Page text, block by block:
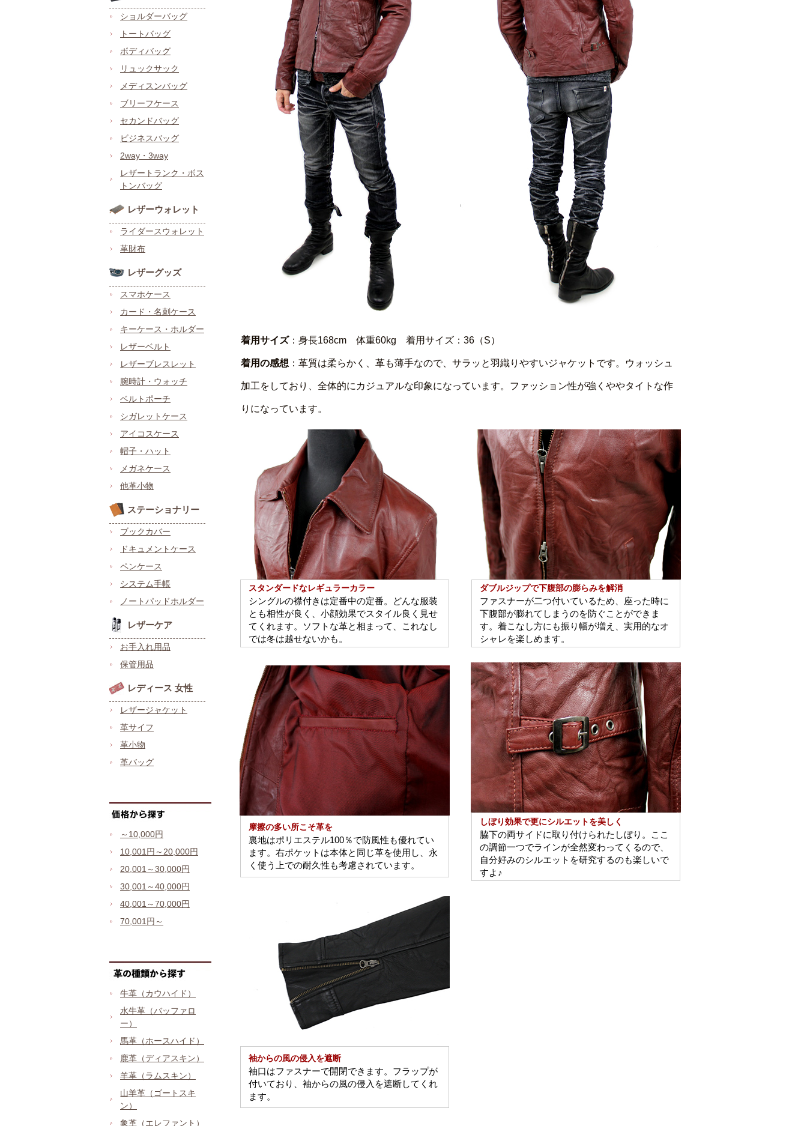
ショルダーバッグ
トートバッグ
ボディバッグ
リュックサック
メディスンバッグ
ブリーフケース
セカンドバッグ
ビジネスバッグ
2way・3way
レザートランク・ボス
トンバッグ
レザーウォレット
ライダースウォレット
革財布
レザーグッズ
スマホケース
カード・名刺ケース
キーケース・ホルダー
レザーベルト
レザーブレスレット
腕時計・ウォッチ
ベルトポーチ
シガレットケース
アイコスケース
帽子・ハット
メガネケース
他革小物
ステーショナリー
ブックカバー
ドキュメントケース
ペンケース
システム手帳
ノートパッドホルダー
レザーケア
お手入れ用品
保管用品
レディース 女性
レザージャケット
革サイフ
革小物
革バッグ
～10,000円
10,001円～20,000円
20,001～30,000円
30,001～40,000円
40,001～70,000円
70,001円～
牛革（カウハイド）
水牛革（バッファロ
ー）
馬革（ホースハイド）
鹿革（ディアスキン）
羊革（ラムスキン）
山羊革（ゴートスキ
ン）
象革（エレファント）
着用サイズ：身長168cm 体重60kg 着用サイズ：36（S）
着用の感想 ：革質は柔らかく、革も薄手なので、サラッと羽織りやすいジャケットです。ウォッシュ
加工をしており、全体的にカジュアルな印象になっています。ファッション性が強くややタイトな作
りになっています。
スタンダードなレギュラーカラー
シングルの襟付きは定番中の定番。どんな服装
とも相性が良く、小顔効果でスタイル良く見せ
てくれます。ソフトな革と相まって、これなし
では冬は越せないかも。
ダブルジップで下腹部の膨らみを解消
ファスナーが二つ付いているため、座った時に
下腹部が膨れてしまうのを防ぐことができま
す。着こなし方にも振り幅が増え、実用的なオ
シャレを楽しめます。
摩擦の多い所こそ革を
裏地はポリエステル100％で防風性も優れてい
ます。右ポケットは本体と同じ革を使用し、永
く使う上での耐久性も考慮されています。
しぼり効果で更にシルエットを美しく
脇下の両サイドに取り付けられたしぼり。ここ
の調節一つでラインが全然変わってくるので、
自分好みのシルエットを研究するのも楽しいで
すよ♪
袖からの風の侵入を遮断
袖口はファスナーで開閉できます。フラップが
付いており、袖からの風の侵入を遮断してくれ
ます。